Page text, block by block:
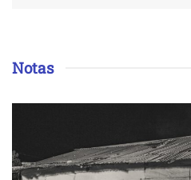
Notas